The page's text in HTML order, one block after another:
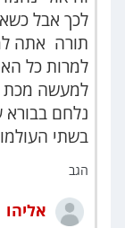
לכך אבל
תורה אתה
למרות כל
למעשה מכת
נלחם בבורא
בשתי
הגב
אליהו